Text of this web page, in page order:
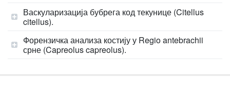
Васкуларизација бубрега код текунице (Citellus
citellus).
Форензичка анализа костију у Regio antebrachii
срне (Capreolus capreolus).